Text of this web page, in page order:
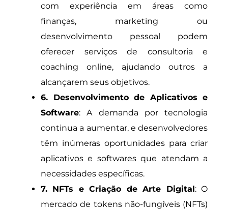
com experiência em áreas como
finanças, marketing ou
desenvolvimento pessoal podem
oferecer serviços de consultoria e
coaching online, ajudando outros a
alcançarem seus objetivos.
6. Desenvolvimento de Aplicativos e
Software: A demanda por tecnologia
continua a aumentar, e desenvolvedores
têm inúmeras oportunidades para criar
aplicativos e softwares que atendam a
necessidades específicas.
7. NFTs e Criação de Arte Digital: O
mercado de tokens não-fungíveis (NFTs)